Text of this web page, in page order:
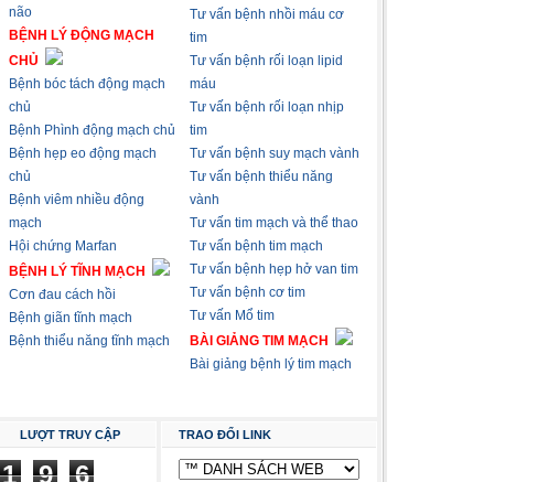
não
BỆNH LÝ ĐỘNG MẠCH
CHỦ
Bệnh bóc tách động mạch
chủ
Bệnh Phình động mạch chủ
Bệnh hẹp eo động mạch
chủ
Bệnh viêm nhiều động
mạch
Hội chứng Marfan
BỆNH LÝ TĨNH MẠCH
Cơn đau cách hồi
Bệnh giãn tĩnh mạch
Bệnh thiểu năng tĩnh mạch
Tư vấn bệnh nhồi máu cơ
tim
Tư vấn bệnh rối loạn lipid
máu
Tư vấn bệnh rối loạn nhịp
tim
Tư vấn bệnh suy mạch vành
Tư vấn bệnh thiểu năng
vành
Tư vấn tim mạch và thể thao
Tư vấn bệnh tim mạch
Tư vấn bệnh hẹp hở van tim
Tư vấn bệnh cơ tim
Tư vấn Mổ tim
BÀI GIẢNG TIM MẠCH
Bài giảng bệnh lý tim mạch
LƯỢT TRUY CẬP
1 9 6
TRAO ĐỔI LINK